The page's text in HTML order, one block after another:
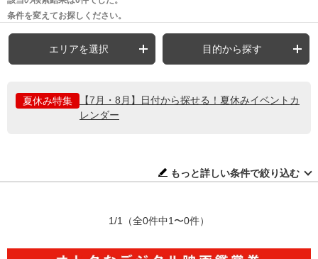
条件を変えてお探しください。
エリアを選択 目的から探す
夏休み特集
【7月・8月】日付から探せる！夏休みイベントカ
レンダー
もっと詳しい条件で絞り込む
1/1 （全0件中1〜0件）